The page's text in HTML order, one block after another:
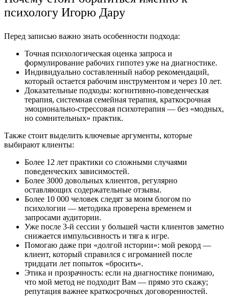
психологу Игорю Дару
Перед записью важно знать особенности подхода:
Точная психологическая оценка запроса и
формулирование рабочих гипотез уже на диагностике.
Индивидуально составленный набор рекомендаций,
который остается рабочим инструментом и через 10 лет.
Доказательные подходы: когнитивно-поведенческая
терапия, системная семейная терапия, краткосрочная
эмоционально-стрессовая психотерапия — без «модных,
но сомнительных» практик.
Также стоит выделить ключевые аргументы, которые
выбирают клиенты:
Более 12 лет практики со сложными случаями
поведенческих зависимостей.
Более 3000 довольных клиентов, регулярно
оставляющих содержательные отзывы.
Более 10 000 человек следят за моим блогом по
психологии — методика проверена временем и
запросами аудитории.
Уже после 3-й сессии у большей части клиентов заметно
снижается импульсивность и тяга к игре.
Помогаю даже при «долгой истории»: мой рекорд —
клиент, который справился с игроманией после
тридцати лет попыток «бросить».
Этика и прозрачность: если на диагностике понимаю,
что мой метод не подходит Вам — прямо это скажу;
репутация важнее краткосрочных договоренностей.